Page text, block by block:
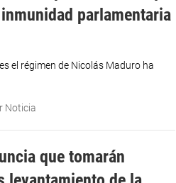
parlamentaria
el régimen de Nicolás Maduro ha
Noticia
que tomarán